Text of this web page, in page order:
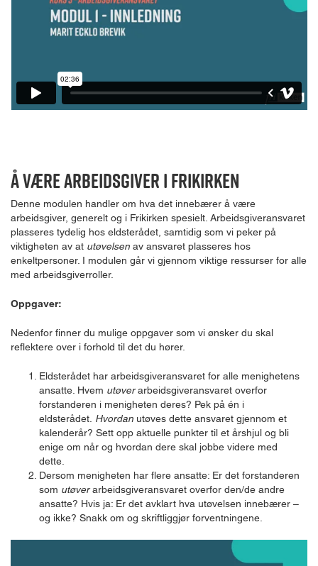
Å være arbeidsgiver i Frikirken
Denne modulen handler om hva det innebærer å være
arbeidsgiver, generelt og i Frikirken spesielt. Arbeidsgiveransvaret
plasseres tydelig hos eldsterådet, samtidig som vi peker på
viktigheten av at utøvelsen av ansvaret plasseres hos
enkeltpersoner. I modulen går vi gjennom viktige ressurser for alle
med arbeidsgiverroller.
Oppgaver:
Nedenfor finner du mulige oppgaver som vi ønsker du skal
reflektere over i forhold til det du hører.
Eldsterådet har arbeidsgiveransvaret for alle menighetens
ansatte. Hvem utøverarbeidsgiveransvaret overfor
forstanderen i menigheten deres? Pek på én i
eldsterådet. Hvordan utøves dette ansvaret gjennom et
kalenderår? Sett opp aktuelle punkter til et årshjul og bli
enige om når og hvordan dere skal jobbe videre med
dette.
Dersom menigheten har flere ansatte: Er det forstanderen
som utøverarbeidsgiveransvaret overfor den/de andre
ansatte? Hvis ja: Er det avklart hva utøvelsen innebærer –
og ikke? Snakk om og skriftliggjør forventningene.